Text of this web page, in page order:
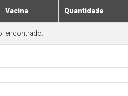
Vacina Quantidade
encontrado.